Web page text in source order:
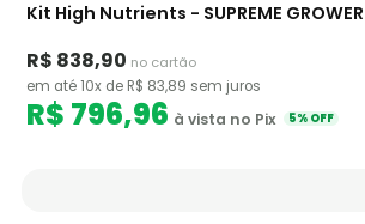
Kit High Nutrients - SUPREME
R$ 838,90 no cartão
em até 10x de R$ 83,89 sem juros
R$ 796,96 à vista no Pix 5% OFF